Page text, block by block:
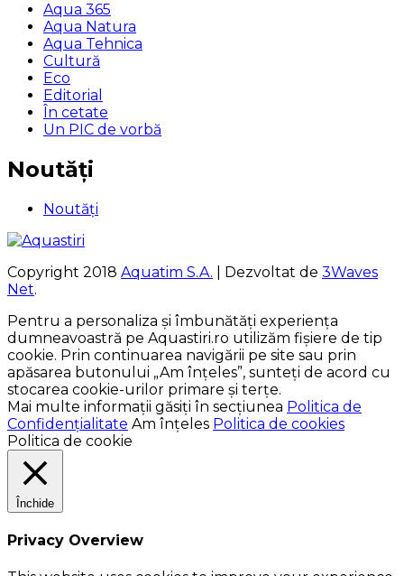
Aqua 365
Aqua Natura
Aqua Tehnica
Cultură
Eco
Editorial
În cetate
Un PIC de vorbă
Noutăți
Noutăți
Copyright 2018 Aquatim S.A. | Dezvoltat de 3Waves
Net.
Pentru a personaliza și îmbunătăți experiența
dumneavoastră pe Aquastiri.ro utilizăm fișiere de tip
cookie. Prin continuarea navigării pe site sau prin
apăsarea butonului „Am înțeles”, sunteți de acord cu
stocarea cookie-urilor primare și terțe.
Mai multe informații găsiți în secțiunea Politica de
Confidențialitate Am înțeles Politica de cookies
Politica de cookie
Închide
Privacy Overview